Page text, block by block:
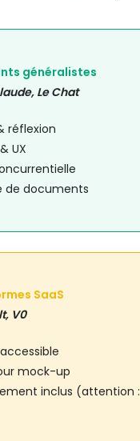
généralistes
Le Chat
réflexion
UX
de documents
SaaS
V0
mock-up
inclus (attention :